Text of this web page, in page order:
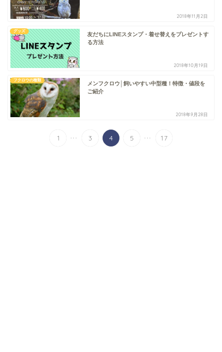
2018年11月2日
グッズ
友だちにLINEスタンプ・着せ替えをプレゼントす
る方法
2018年10月19日
フクロウの種類
メンフクロウ│飼いやすい中型種！特徴・値段を
ご紹介
2018年9月28日
1 ... 3 4 5 ... 17